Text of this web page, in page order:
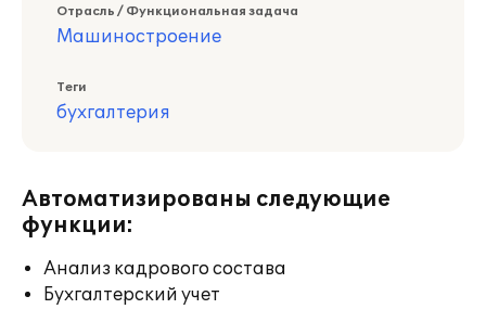
Отрасль / Функциональная задача
Машиностроение
Теги
бухгалтерия
Автоматизированы следующие
функции:
Анализ кадрового состава
Бухгалтерский учет